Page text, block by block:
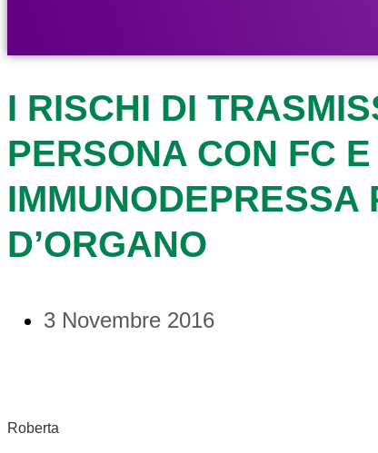
I RISCHI DI
PERSONA CON FC
IMMUNODEPRESSA
D’ORGANO
3 Novembre 2016
Roberta